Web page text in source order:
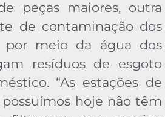
peças maiores, outra
de contaminação dos
por meio da água dos
resíduos de esgoto
“As estações de
hoje não têm